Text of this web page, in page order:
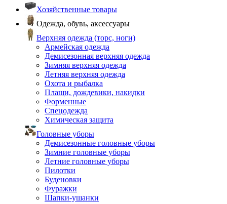
Хозяйственные товары
Одежда, обувь, аксессуары
Верхняя одежда (торс, ноги)
Армейская одежда
Демисезонная верхняя одежда
Зимняя верхняя одежда
Летняя верхняя одежда
Охота и рыбалка
Плащи, дождевики, накидки
Форменные
Спецодежда
Химическая защита
Головные уборы
Демисезонные головные уборы
Зимние головные уборы
Летние головные уборы
Пилотки
Буденовки
Фуражки
Шапки-ушанки